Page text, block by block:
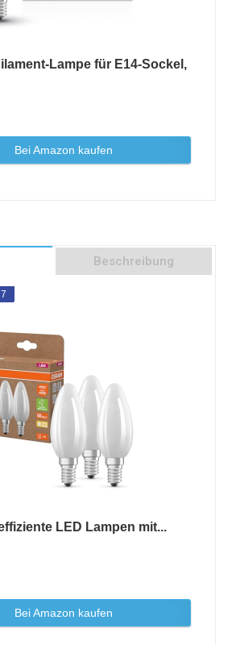
Lampe für E14-Sockel,
Bei Amazon kaufen
Beschreibung
LED Lampen mit...
Bei Amazon kaufen